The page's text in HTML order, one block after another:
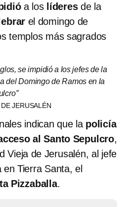
a los líderesde la
el domingo de
templos más sagrados
se impidió a los jefes de la
del Domingo de Ramos en la
JERUSALÉN
indican que la policía
al Santo Sepulcro,
Vieja de Jerusalén, al jefe
Tierra Santa, el
Pizzaballa.